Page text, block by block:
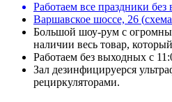
Работаем все праздники
Варшавское шоссе, 26 (
Большой шоу-рум с
наличии весь товар,
Работаем без выходных с
Зал дезинфицируерся
рециркуляторами.